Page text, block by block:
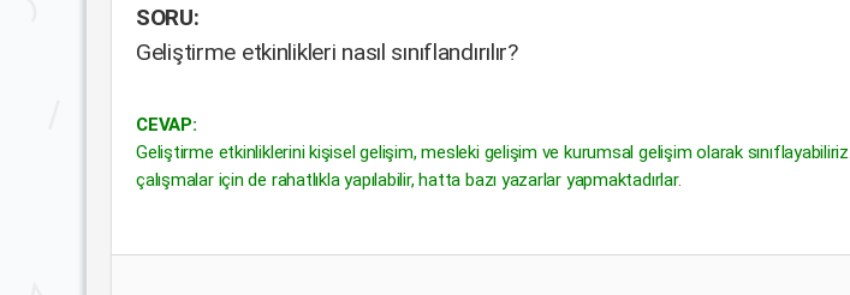
SORU:
Geliştirme etkinlikleri nasıl sınıflandırılır?
CEVAP:
Geliştirme etkinliklerini kişisel gelişim, mesleki gelişim ve kurumsal gelişim olarak
çalışmalar için de rahatlıkla yapılabilir, hatta bazı yazarlar yapmaktadırlar.